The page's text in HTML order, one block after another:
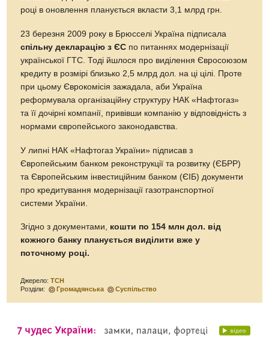
році в оновлення планується вкласти 3,1 млрд грн.
23 березня 2009 року в Брюсселі Україна підписала
спільну декларацію з ЄС по питаннях модернізації
української ГТС. Тоді йшлося про виділення Євросоюзом
кредиту в розмірі близько 2,5 млрд дол. на ці цілі. Проте
при цьому Єврокомісія зажадала, аби Україна
реформувала організаційну структуру НАК «Нафтогаз»
та її дочірні компанії, привівши компанію у відповідність з
нормами європейського законодавства.
У липні НАК «Нафтогаз України» підписав з
Європейським банком реконструкції та розвитку (ЄБРР)
та Європейським інвестиційним банком (ЄІБ) документи
про кредитування модернізації газотранспортної
системи України.
Згідно з документами, кошти по 154 млн дол. від
кожного банку планується виділити вже у
поточному році.
Джерело:ТСН
Розділи:
Громадянська Суспільство